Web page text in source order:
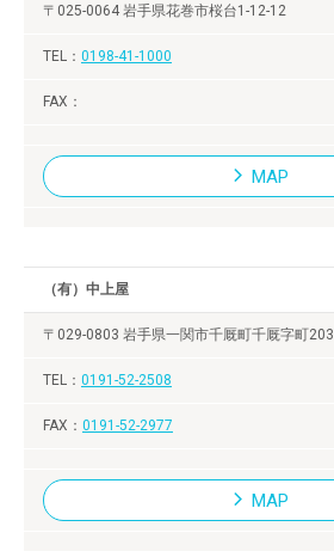
〒025-0064 岩手県花巻市桜台1-12-12
0198-41-1000
MAP
（有）中上屋
〒029-0803 岩手県一関市千厩町千厩字町203
0191-52-2508
0191-52-2977
MAP